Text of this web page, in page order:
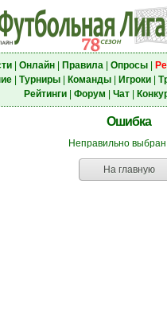
| Онлайн| Правила| Опросы|
| Турниры| Команды| Игроки|
Рейтинги| Форум Чат|
Ошибка
Неправильно
На главную